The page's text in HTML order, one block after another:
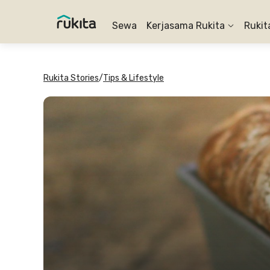
Sewa Kerjasama Rukita
Rukita Stories/Tips & Lifestyle